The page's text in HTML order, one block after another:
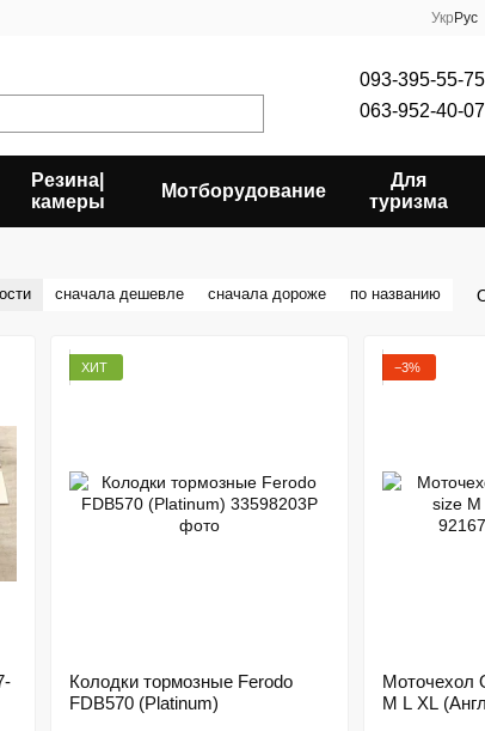
Укр Рус
093-395-55-75
063-952-40-07
Резина|
камеры
Мотборудование
Для
туризма
сначала дешевле сначала дороже по названию
ХИТ
Колодки тормозные Ferodo
FDB570 (Platinum)
−3%
Моточехол
M L XL